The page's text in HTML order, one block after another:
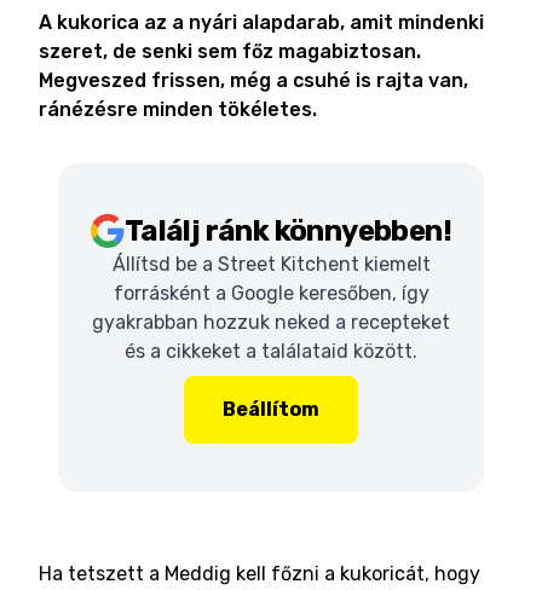
A kukorica az a nyári alapdarab, amit mindenki
szeret, de senki sem főz magabiztosan.
Megveszed frissen, még a csuhé is rajta van,
ránézésre minden tökéletes.
Találj ránk könnyebben!
Állítsd be a Street Kitchent kiemelt
forrásként a Google keresőben, így
gyakrabban hozzuk neked a recepteket
és a cikkeket a találataid között.
Beállítom
Ha tetszett a Meddig kell főzni a kukoricát, hogy